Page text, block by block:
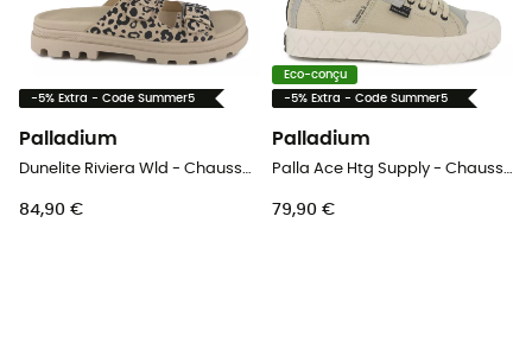
-5% Extra - Code Summer5
Palladium
84,90 €
Eco-conçu
-5% Extra - Code Summer5
Palladium
79,90 €